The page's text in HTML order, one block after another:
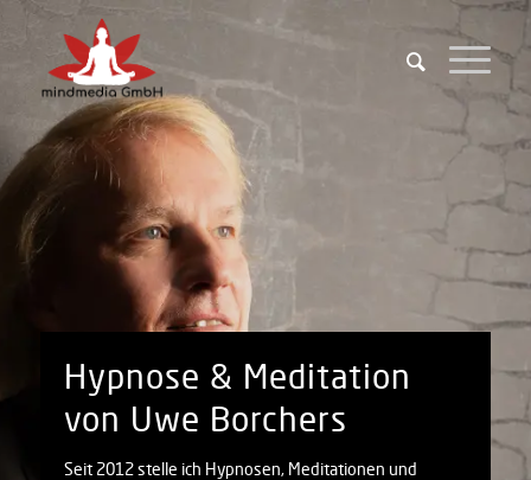
Hypnose & Meditation
von Uwe Borchers
Seit 2012 stelle ich Hypnosen, Meditationen und